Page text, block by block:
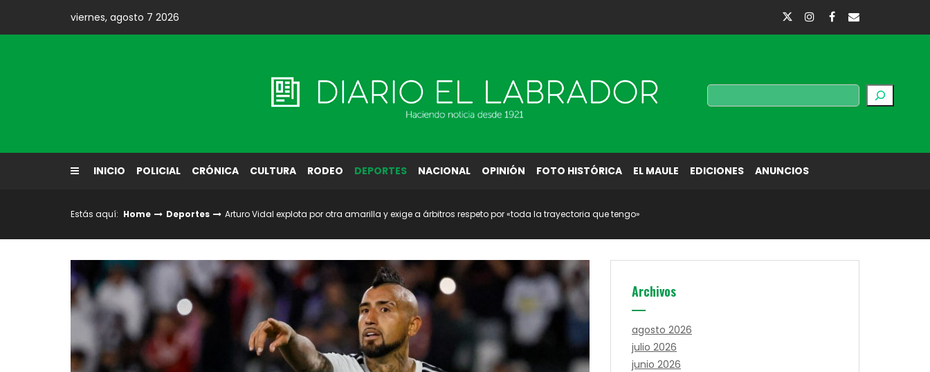
content
viernes, agosto 7 2026
Diario El Labrador Buscar
INICIO POLICIAL CRÓNICA CULTURA RODEO DEPORTES NACIONAL OPINIÓN FOTO HISTÓRICA EL MAULE EDICIONES ANUNCIOS
Estás aquí: Home Deportes Arturo Vidal explota por otra amarilla y exige a árbitros respeto por «toda la trayectoria que tengo»
Archivos
agosto 2026
julio 2026
junio 2026